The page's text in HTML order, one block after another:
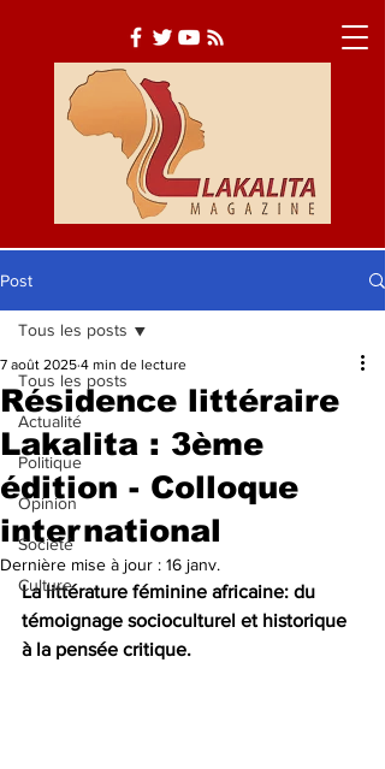
Actualité
Société
Culture
Post
Tous les posts
Actualité
Politique
Opinion
Société
Culture
Tous les posts
Résidence littéraire
Lakalita : 3ème
édition - Colloque
international
7 août 2025 4 min de lecture
Dernière mise à jour : 16 janv.
La littérature féminine africaine: du
témoignage socioculturel et historique
à la pensée critique.